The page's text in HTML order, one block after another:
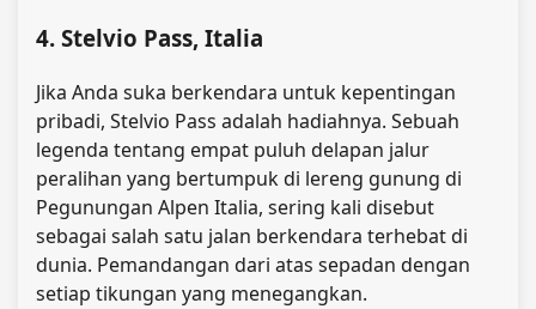
4. Stelvio Pass, Italia
Jika Anda suka berkendara untuk kepentingan
pribadi, Stelvio Pass adalah hadiahnya. Sebuah
legenda tentang empat puluh delapan jalur
peralihan yang bertumpuk di lereng gunung di
Pegunungan Alpen Italia, sering kali disebut
sebagai salah satu jalan berkendara terhebat di
dunia. Pemandangan dari atas sepadan dengan
setiap tikungan yang menegangkan.